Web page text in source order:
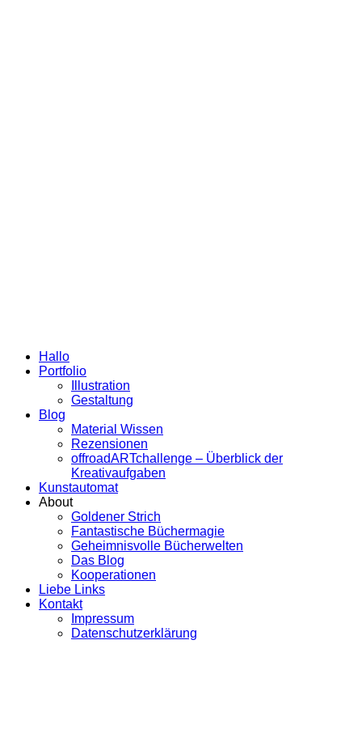
Hallo
Portfolio
Illustration
Gestaltung
Blog
Material Wissen
Rezensionen
offroadARTchallenge – Überblick der
Kreativaufgaben
Kunstautomat
About
Goldener Strich
Fantastische Büchermagie
Geheimnisvolle Bücherwelten
Das Blog
Kooperationen
Liebe Links
Kontakt
Impressum
Datenschutzerklärung